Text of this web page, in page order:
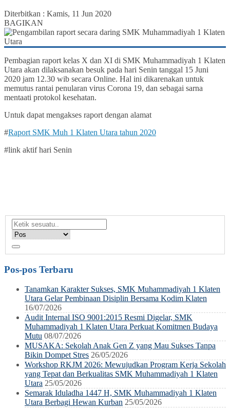
Diterbitkan : Kamis, 11 Jun 2020
BAGIKAN
Pembagian raport kelas X dan XI di SMK Muhammadiyah 1 Klaten
Utara akan dilaksanakan besuk pada hari Senin tanggal 15 Juni
2020 jam 12.30 wib secara Online. Hal ini dikarenakan untuk
memutus rantai penularan virus Corona 19, dan sebagai sarna
mentaati protokol kesehatan.
Untuk dapat mengakses raport dengan alamat
#Raport SMK Muh 1 Klaten Utara tahun 2020
#link aktif hari Senin
Pos-pos Terbaru
Tanamkan Karakter Sukses, SMK Muhammadiyah 1 Klaten
Utara Gelar Pembinaan Disiplin Bersama Kodim Klaten
16/07/2026
Audit Internal ISO 9001:2015 Resmi Digelar, SMK
Muhammadiyah 1 Klaten Utara Perkuat Komitmen Budaya
Mutu 08/07/2026
MUSAKA: Sekolah Anak Gen Z yang Mau Sukses Tanpa
Bikin Dompet Stres 26/05/2026
Workshop RKJM 2026: Mewujudkan Program Kerja Sekolah
yang Tepat dan Berkualitas SMK Muhammadiyah 1 Klaten
Utara 25/05/2026
Semarak Iduladha 1447 H, SMK Muhammadiyah 1 Klaten
Utara Berbagi Hewan Kurban 25/05/2026